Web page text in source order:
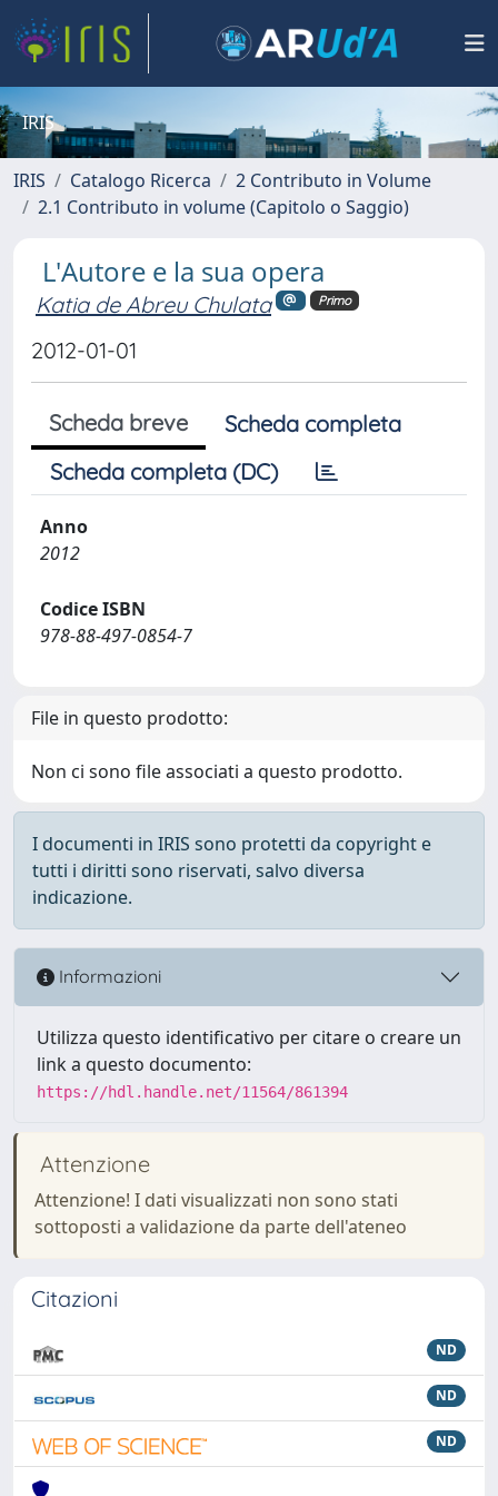
IRIS
IRIS Catalogo Ricerca
2 Contributo in Volume
2.1 Contributo in volume (Capitolo o Saggio)
L'Autore e la sua opera
Katia de Abreu Chulata Primo
2012-01-01
Scheda breve
Scheda completa
Scheda completa (DC)
Anno
2012
Codice ISBN
978-88-497-0854-7
File in questo prodotto:
Non ci sono file associati a questo prodotto.
I documenti in IRIS sono protetti da copyright e
tutti i diritti sono riservati, salvo diversa
indicazione.
Informazioni
Utilizza questo identificativo per citare o creare un
link a questo documento:
https://hdl.handle.net/11564/861394
Attenzione
Attenzione! I dati visualizzati non sono stati
sottoposti a validazione da parte dell'ateneo
Citazioni
ND
ND
ND